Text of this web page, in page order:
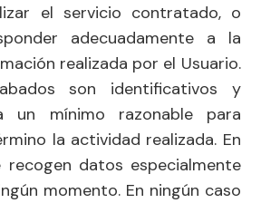
el servicio contratado, o
adecuadamente a la
realizada por el Usuario.
son identificativos y
un mínimo razonable para
la actividad realizada. En
recogen datos especialmente
momento. En ningún caso